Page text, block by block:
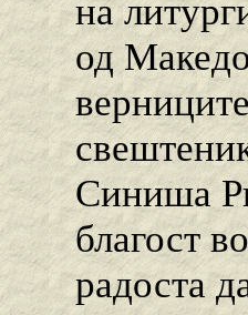
на
од
Синиша
благост
радоста